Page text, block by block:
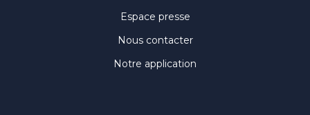
Espace presse
Nous contacter
Notre application